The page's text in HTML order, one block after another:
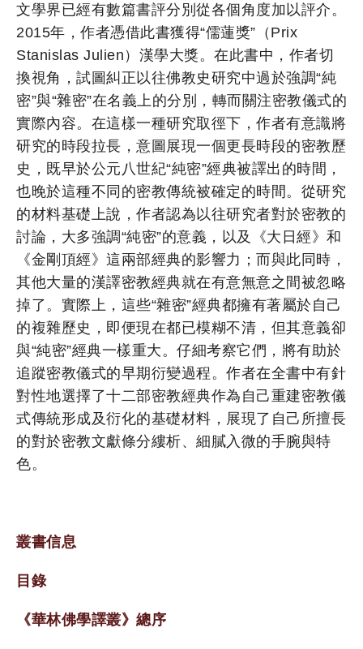
文學界已經有數篇書評分別從各個角度加以評介。
2015年，作者憑借此書獲得“儒蓮獎”（Prix
Stanislas Julien）漢學大獎。在此書中，作者切
換視角，試圖糾正以往佛教史研究中過於強調“純
密”與“雜密”在名義上的分別，轉而關注密教儀式的
實際內容。在這樣一種研究取徑下，作者有意識將
研究的時段拉長，意圖展現一個更長時段的密教歷
史，既早於公元八世紀“純密”經典被譯出的時間，
也晚於這種不同的密教傳統被確定的時間。從研究
的材料基礎上說，作者認為以往研究者對於密教的
討論，大多強調“純密”的意義，以及《大日經》和
《金剛頂經》這兩部經典的影響力；而與此同時，
其他大量的漢譯密教經典就在有意無意之間被忽略
掉了。實際上，這些“雜密”經典都擁有著屬於自己
的複雜歷史，即便現在都已模糊不清，但其意義卻
與“純密”經典一樣重大。仔細考察它們，將有助於
追蹤密教儀式的早期衍變過程。作者在全書中有針
對性地選擇了十二部密教經典作為自己重建密教儀
式傳統形成及衍化的基礎材料，展現了自己所擅長
的對於密教文獻條分縷析、細膩入微的手腕與特
色。
叢書信息
目錄
《華林佛學譯叢》總序